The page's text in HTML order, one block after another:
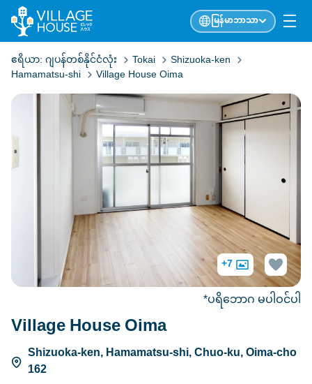
မြန်မာဘာသာ
ဧရိယာ:ဂျပန်တစ်နိုင်ငံလုံး Tokai Shizuoka-ken
Hamamatsu-shi Village House Oima
Village House Oima
Shizuoka-ken, Hamamatsu-shi, Chuo-ku, Oima-cho
162
+7
*ပရိဘောဂ မပါဝင်ပါ